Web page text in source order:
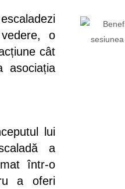
o
cât
asociația
lui
a
într-o
a oferi